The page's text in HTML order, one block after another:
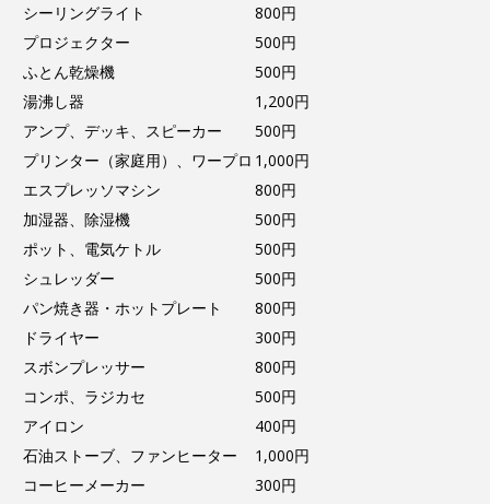
シーリングライト
800円
プロジェクター
500円
ふとん乾燥機
500円
湯沸し器
1,200円
アンプ、デッキ、スピーカー
500円
プリンター（家庭用）、ワープロ 1,000円
エスプレッソマシン
800円
加湿器、除湿機
500円
ポット、電気ケトル
500円
シュレッダー
500円
パン焼き器・ホットプレート
800円
ドライヤー
300円
スボンプレッサー
800円
コンポ、ラジカセ
500円
アイロン
400円
石油ストーブ、ファンヒーター
1,000円
コーヒーメーカー
300円